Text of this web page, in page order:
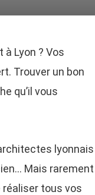
Lyon ? Vos
Trouver un bon
qu’il vous
lyonnais
Mais rarement
tous vos